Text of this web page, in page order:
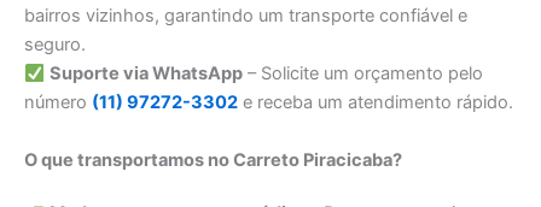
bairros vizinhos, garantindo um transporte confiável e
seguro.
Suporte via WhatsApp– Solicite um orçamento pelo
número (11) 97272-3302 e receba um atendimento rápido.
O que transportamos no Carreto Piracicaba?